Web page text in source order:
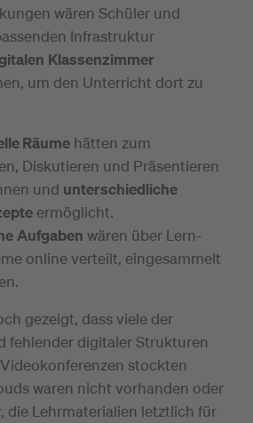
wären Schüler und
Infrastruktur
Klassenzimmer
um den Unterricht dort zu
Räume hätten zum
Diskutieren und Präsentieren
und unterschiedliche
ermöglicht.
Aufgaben wären über Lern-
online verteilt, eingesammelt
gezeigt, dass viele der
fehlender digitaler Strukturen
stockten
waren nicht vorhanden oder
die Lehrmaterialien letztlich für